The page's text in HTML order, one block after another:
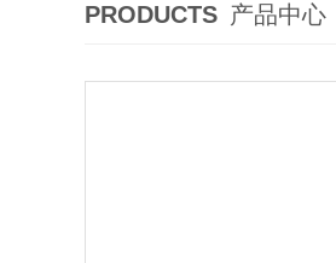
PRODUCTS 产品中心